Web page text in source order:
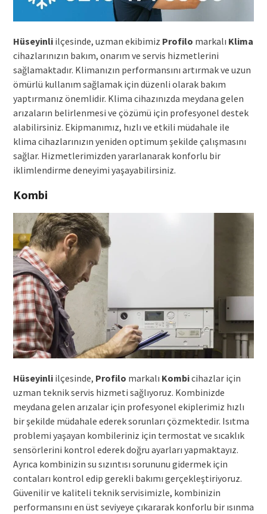
Hüseyinliilçesinde, uzman ekibimiz Profilo markalı Klima
cihazlarınızın bakım, onarım ve servis hizmetlerini
sağlamaktadır. Klimanızın performansını artırmak ve uzun
ömürlü kullanım sağlamak için düzenli olarak bakım
yaptırmanız önemlidir. Klima cihazınızda meydana gelen
arızaların belirlenmesi ve çözümü için profesyonel destek
alabilirsiniz. Ekipmanımız, hızlı ve etkili müdahale ile
klima cihazlarınızın yeniden optimum şekilde çalışmasını
sağlar. Hizmetlerimizden yararlanarak konforlu bir
iklimlendirme deneyimi yaşayabilirsiniz.
Kombi
Hüseyinliilçesinde, Profilo markalı Kombicihazlar için
uzman teknik servis hizmeti sağlıyoruz. Kombinizde
meydana gelen arızalar için profesyonel ekiplerimiz hızlı
bir şekilde müdahale ederek sorunları çözmektedir. Isıtma
problemi yaşayan kombileriniz için termostat ve sıcaklık
sensörlerini kontrol ederek doğru ayarları yapmaktayız.
Ayrıca kombinizin su sızıntısı sorununu gidermek için
contaları kontrol edip gerekli bakımı gerçekleştiriyoruz.
Güvenilir ve kaliteli teknik servisimizle, kombinizin
performansını en üst seviyeye çıkararak konforlu bir ısınma